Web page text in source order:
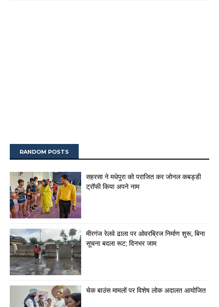
RANDOM POSTS
सहरसा ने मधेपुरा को पराजित कर जोनल कबड्डी
ट्रॉफी किया अपने नाम
मीरगंज रेलवे ढाला पर ओवरब्रिज निर्माण शुरू, बिना
सूचना बदला रूट; दिनभर जाम
चेक बाउंस मामलों पर विशेष लोक अदालत आयोजित